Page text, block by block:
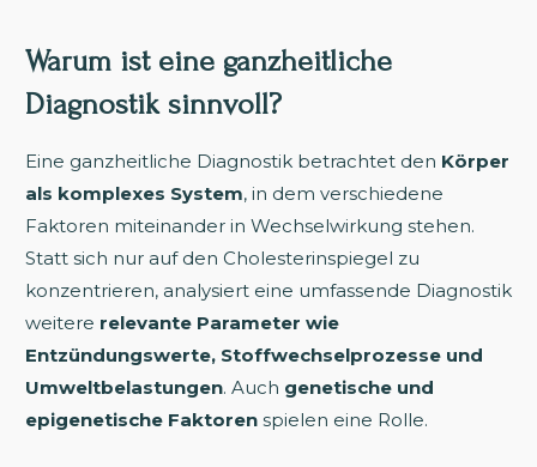
Warum ist eine ganzheitliche
Diagnostik sinnvoll?
Eine ganzheitliche Diagnostik betrachtet den Körper
als komplexes System, in dem verschiedene
Faktoren miteinander in Wechselwirkung stehen.
Statt sich nur auf den Cholesterinspiegel zu
konzentrieren, analysiert eine umfassende Diagnostik
weitere relevante Parameter wie
Entzündungswerte, Stoffwechselprozesse und
Umweltbelastungen. Auch genetische und
epigenetische Faktoren spielen eine Rolle.